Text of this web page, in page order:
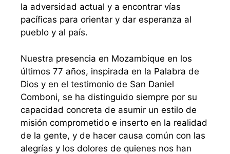
la adversidad actual y a encontrar vías
pacíficas para orientar y dar esperanza al
pueblo y al país.
Nuestra presencia en Mozambique en los
últimos 77 años, inspirada en la Palabra de
Dios y en el testimonio de San Daniel
Comboni, se ha distinguido siempre por su
capacidad concreta de asumir un estilo de
misión comprometido e inserto en la realidad
de la gente, y de hacer causa común con las
alegrías y los dolores de quienes nos han